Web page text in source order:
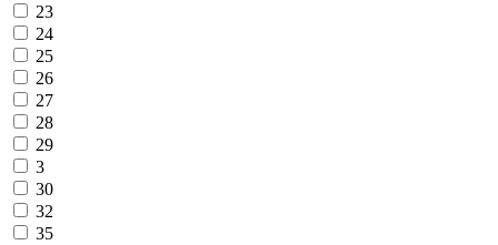
23
24
25
26
27
28
29
3
30
32
35